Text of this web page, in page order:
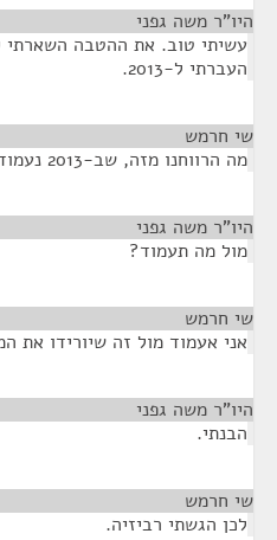
היו"ר משה גפני
עשיתי טוב. את ההטבה השארתי
העברתי ל-2013.
שי חרמש
מה הרווחנו מזה, שב-2013 נעמוד מול זה?
היו"ר משה גפני
מול מה תעמוד?
שי חרמש
אני אעמוד מול זה שיורידו את
היו"ר משה גפני
הבנתי.
שי חרמש
לכן הגשתי רביזיה.